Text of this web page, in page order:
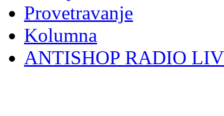
Provetravanje
Kolumna
ANTISHOP RADIO